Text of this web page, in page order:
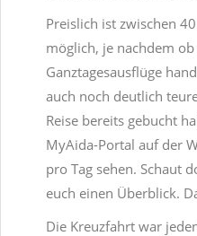
Preislich ist zwischen
möglich, je nachdem
Ganztagesausflüge
auch noch deutlich
Reise bereits gebucht
MyAida-Portal auf der
pro Tag sehen. Schaut
euch einen Überblick.
Die Kreuzfahrt war